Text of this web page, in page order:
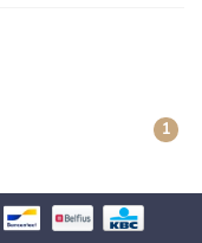
1